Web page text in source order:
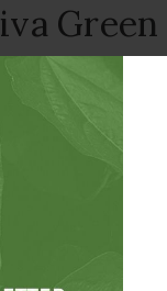
Green
come una
agli interni,
la rendono una